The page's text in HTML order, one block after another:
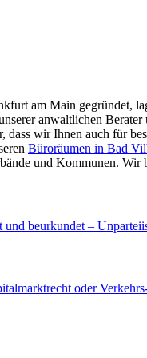
am Main gegründet,
anwaltlichen
dass wir Ihnen auch für
Büroräumen in Bad
und Kommunen. Wir
beurkundet –
oder